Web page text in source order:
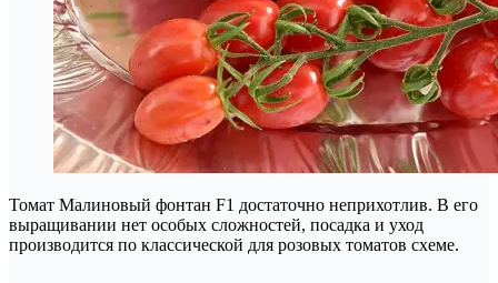
Томат Малиновый фонтан F1 достаточно неприхотлив. В его
выращивании нет особых сложностей, посадка и уход
производится по классической для розовых томатов схеме.